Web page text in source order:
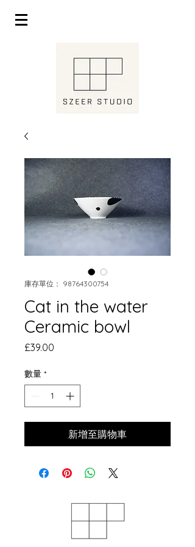
庫存單位： 98764300754
Cat in the water
Ceramic bowl
£39.00
數量 *
新增至購物車